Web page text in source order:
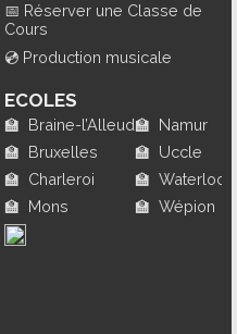
📅 Réserver une Classe de
Cours
💿 Production musicale
ECOLES
🏫 Braine-l’Alleud
🏫 Bruxelles
🏫 Charleroi
🏫 Mons
🏫 Namur
🏫 Uccle
🏫 Waterloo
🏫 Wépion